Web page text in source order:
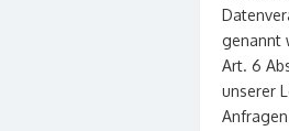
genannt
Art. 6
unserer